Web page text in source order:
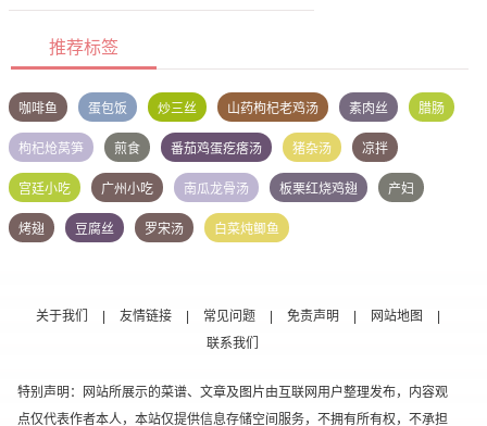
推荐标签
咖啡鱼 蛋包饭 炒三丝 山药枸杞老鸡汤 素肉丝 腊肠
枸杞炝莴笋 煎食 番茄鸡蛋疙瘩汤 猪杂汤 凉拌
宫廷小吃 广州小吃 南瓜龙骨汤 板栗红烧鸡翅 产妇
烤翅 豆腐丝 罗宋汤 白菜炖鲫鱼
关于我们 | 友情链接 | 常见问题 | 免责声明 | 网站地图
|
联系我们
特别声明：网站所展示的菜谱、文章及图片由互联网用户整理发布，内容观
点仅代表作者本人，本站仅提供信息存储空间服务，不拥有所有权，不承担